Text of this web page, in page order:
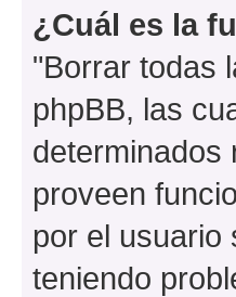
¿Cuál es la
"Borrar todas
phpBB, las
determinados
proveen
por el usuario
teniendo